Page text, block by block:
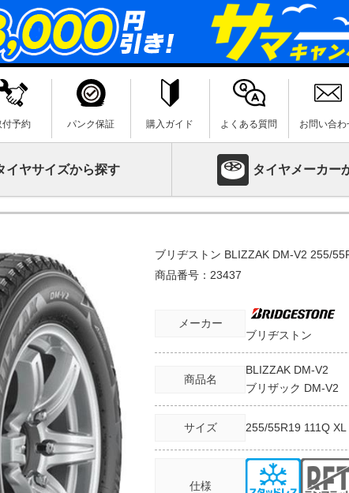
付予約 パンク保証 購入ガイド よくある質問 お問い合わ
イヤサイズから探す タイヤメーカー
ブリヂストン BLIZZAK DM-V2 255/
商品番号： 23437
メーカー
ブリヂストン
商品名
BLIZZAK DM-V2
ブリザック DM-V2
サイズ 255/55R19 111Q XL
仕様